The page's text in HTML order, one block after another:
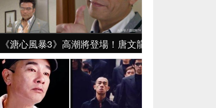
《溏心風暴3》高潮將登場！唐文龍跟陳敏之偷情是